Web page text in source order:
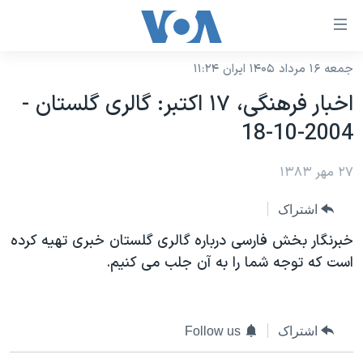
لینکهای
دسترسی
جهش
محتوای
اصلی
صفحه
اصلی
جهش
نسخه سبک وب‌سایت
موضوع ها
ایران
آمریکا
جهان
ورزشی
ویدیوها
برنامه های تلویزیونی
جدول برنامه ها
صفحه‌های ویژه
جام جهانی ۲۰۲۶
بایگانی برنامه‌های تلویزیونی
فرکانس‌های صدای آمریکا
یادگیری زبان انگلیسی
جمعه ۱۶ مرداد ۱۴۰۵ ایران ۱۱:۲۴
اخبار فرهنگی، ١٧ اکتبر: گالری گلستان -
2004-10-18
۲۷ مهر ۱۳۸۳
اشتراک
خبرنگار بخش فارسی درباره گالری گلستان خبری تهيه کرده
است که توجه شما را به آن جلب می کنيم.
اشتراک Follow us